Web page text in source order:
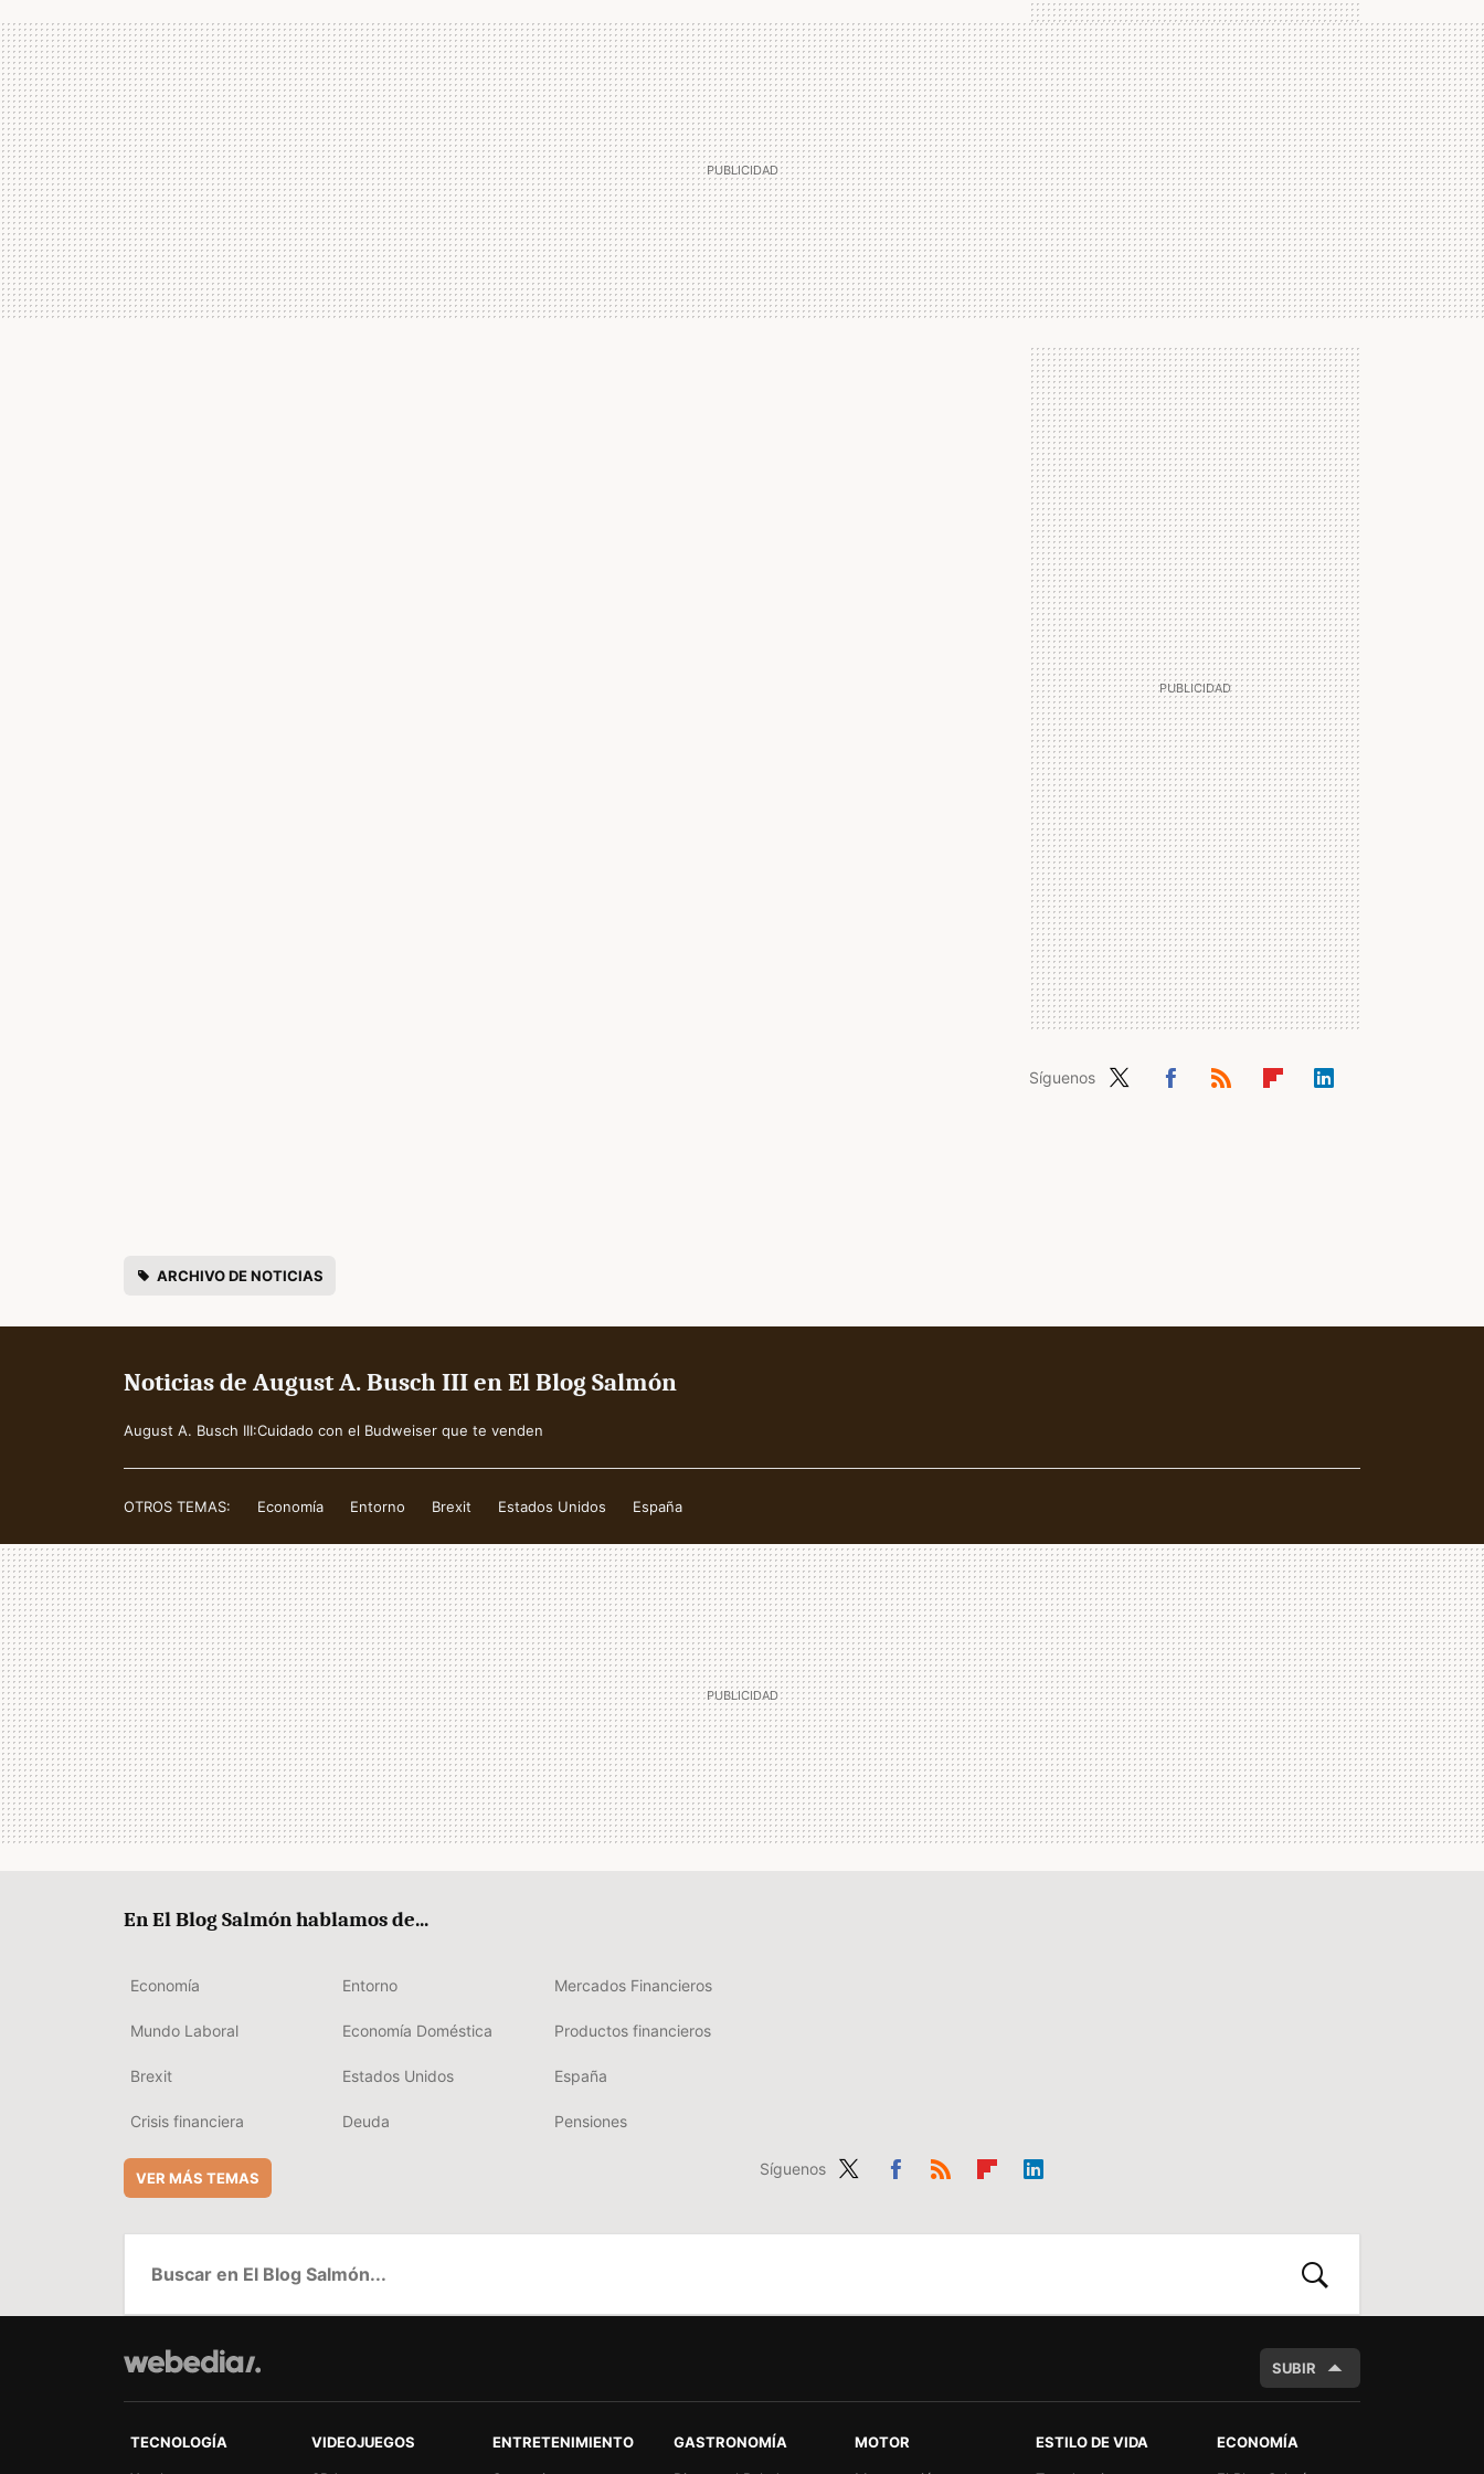
Síguenos
ARCHIVO DE NOTICIAS
Noticias de August A. Busch III en El Blog Salmón
August A. Busch III:Cuidado con el Budweiser que te venden
OTROS TEMAS: Economía Entorno Brexit Estados Unidos España
Síguenos
ter
ebo
boa edIn
En El Blog Salmón hablamos de...
Economía Entorno Mercados Financieros
Mundo Laboral Economía Doméstica Productos financieros
Brexit Estados Unidos España
Crisis financiera Deuda Pensiones
VER MÁS TEMAS
BUSCAR
SUBIR
TECNOLOGÍA VIDEOJUEGOS ENTRETENIMIENTO GASTRONOMÍA MOTOR ESTILO DE VIDA ECONOMÍA